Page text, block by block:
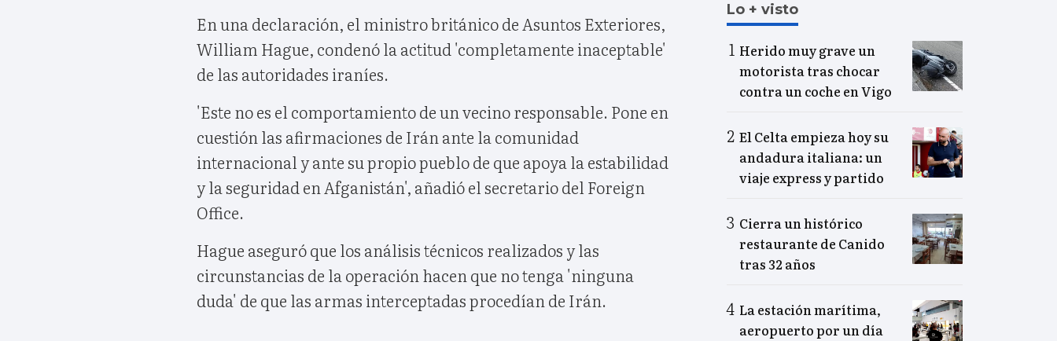
En una declaración, el ministro británico de Asuntos Exteriores,
William Hague, condenó la actitud 'completamente inaceptable'
de las autoridades iraníes.
'Este no es el comportamiento de un vecino responsable. Pone en
cuestión las afirmaciones de Irán ante la comunidad
internacional y ante su propio pueblo de que apoya la estabilidad
y la seguridad en Afganistán', añadió el secretario del Foreign
Office.
Hague aseguró que los análisis técnicos realizados y las
circunstancias de la operación hacen que no tenga 'ninguna
duda' de que las armas interceptadas procedían de Irán.
Lo + visto
Herido muy grave un
motorista tras chocar
contra un coche en Vigo
El Celta empieza hoy su
andadura italiana: un
viaje express y partido
Cierra un histórico
restaurante de Canido
tras 32 años
La estación marítima,
aeropuerto por un día